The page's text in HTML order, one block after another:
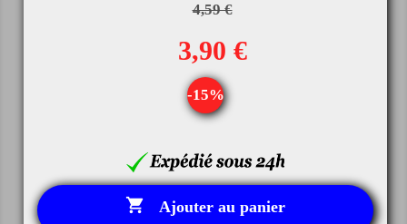
4,59 €
3,90 €
-15%
 Ajouter au panier